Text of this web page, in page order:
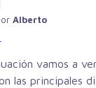
Alberto
vamos a
las principales